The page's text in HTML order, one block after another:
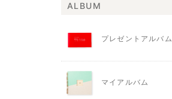
ALBUM
プレゼントアルバム
マイアルバム